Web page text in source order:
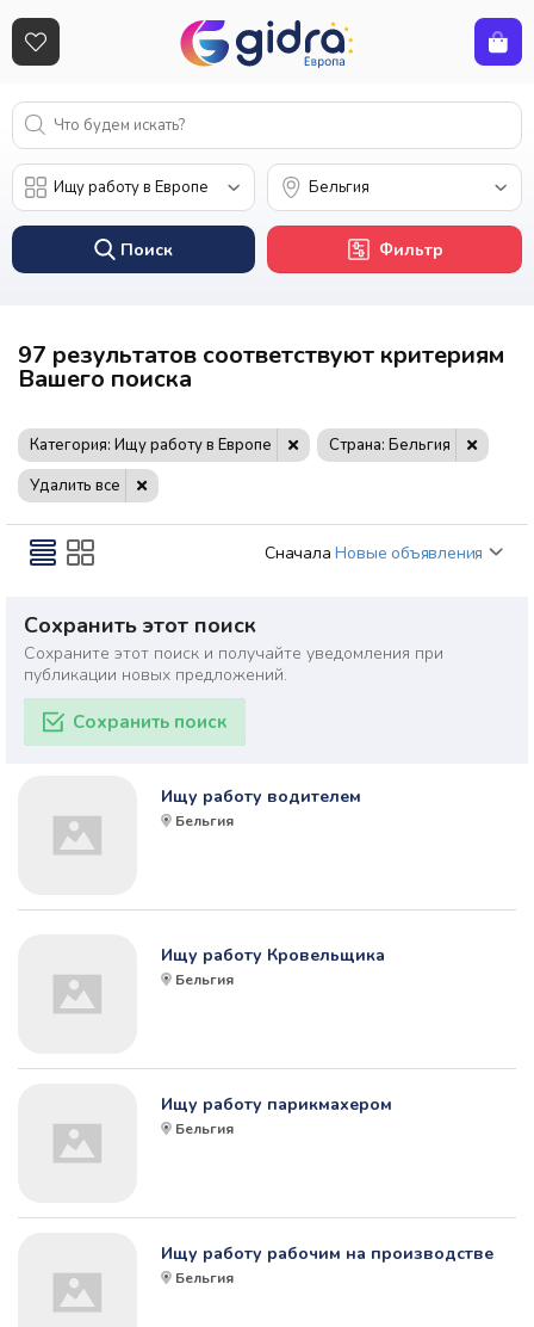
Поиск Фильтр
97 результатов соответствуют критериям
Вашего поиска
Категория: Ищу работу в Европе
Страна: Бельгия
Удалить все
Сначала Новые объявления
Сохранить этот поиск
Сохраните этот поиск и получайте уведомления при
публикации новых предложений.
Сохранить поиск
Ищу работу водителем
Бельгия
Ищу работу Кровельщика
Бельгия
Ищу работу парикмахером
Бельгия
Ищу работу рабочим на производстве
Бельгия